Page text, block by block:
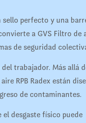
sello perfecto y una
a GVS Filtro de
de seguridad
trabajador. Más allá
RPB Radex están
de contaminantes.
desgaste físico puede